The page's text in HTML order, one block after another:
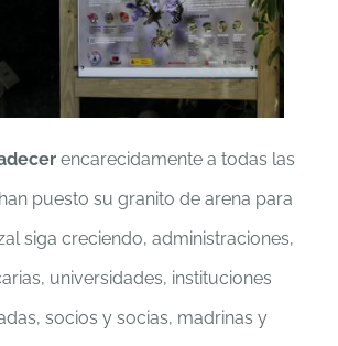
encarecidamente a todas las
puesto su granito de arena para
siga creciendo, administraciones,
universidades, instituciones
socios y socias, madrinas y